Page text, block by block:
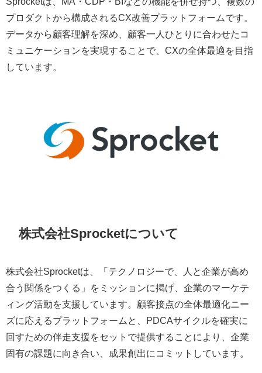
プロダクトから構成されるCX改善プラットフォームです。
データから顧客理解を深め、顧客一人ひとりに合わせたコ
ミュニケーションを実現することで、CXの全体最適を目指
しています。
株式会社Sprocketについて
株式会社Sprocketは、「テクノロジーで、人と企業が高め
合う関係をつくる」をミッションに掲げ、企業のマーケテ
ィング活動を支援しています。顧客接点の全体最適化ニー
ズに応えるプラットフォームと、PDCAサイクルを確実に
回すための伴走支援をセットで提供することにより、企業
固有の課題に向き合い、成果創出にコミットしています。